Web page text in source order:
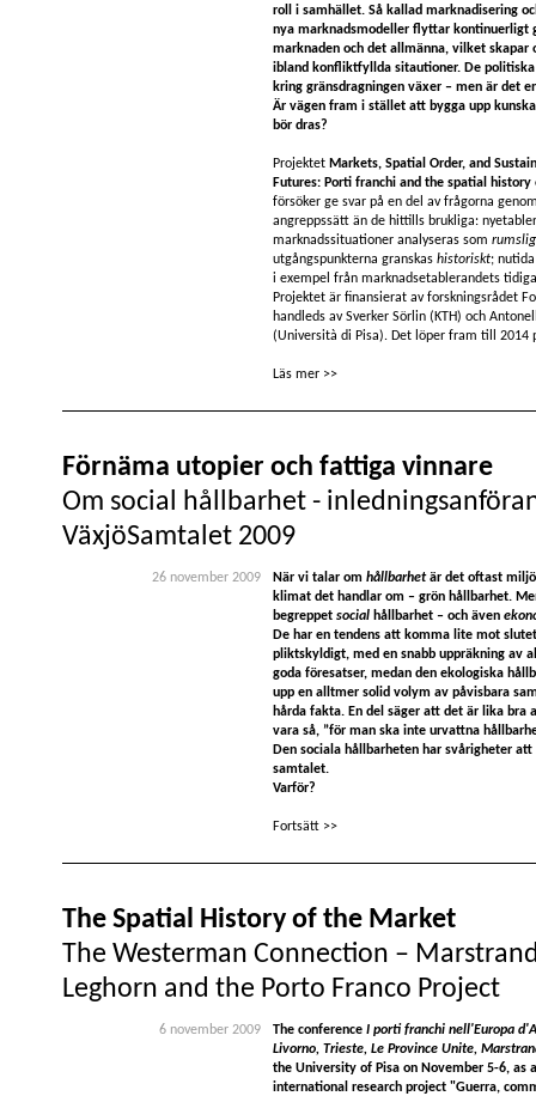
roll i samhället. Så kallad marknadisering
nya marknadsmodeller flyttar kontinuerligt
marknaden och det allmänna, vilket skapar
ibland konfliktfyllda sitautioner. De
kring gränsdragningen växer – men är det
Är vägen fram i stället att bygga upp
bör dras?
Projektet Markets, Spatial Order, and
Futures: Porti franchi and the spatial
försöker ge svar på en del av frågorna
angreppssätt än de hittills brukliga:
marknadssituationer analyseras som
utgångspunkterna granskas historiskt;
i exempel från marknadsetablerandets
Projektet är finansierat av forskningsrådet
handleds av Sverker Sörlin (KTH) och
(Università di Pisa). Det löper fram till 2014
Läs mer >>
Förnäma utopier och fattiga vinnare
Om social hållbarhet -
VäxjöSamtalet 2009
26 november 2009 När vi talar om hållbarhetär det oftast
klimat det handlar om – grön hållbarhet.
begreppet social hållbarhet – och även
De har en tendens att komma lite mot
pliktskyldigt, med en snabb uppräkning av
goda föresatser, medan den ekologiska
upp en alltmer solid volym av påvisbara
hårda fakta. En del säger att det är lika bra
vara så, ”för man ska inte urvattna
Den sociala hållbarheten har svårigheter
samtalet.
Varför?
Fortsätt >>
The Spatial History of the Market
The Westerman Connection –
Leghorn and the Porto Franco Project
6 november 2009 The conference I porti franchi nell'Europa
Livorno, Trieste, Le Province Unite,
the University of Pisa on November 5-6, as
international research project "Guerra,